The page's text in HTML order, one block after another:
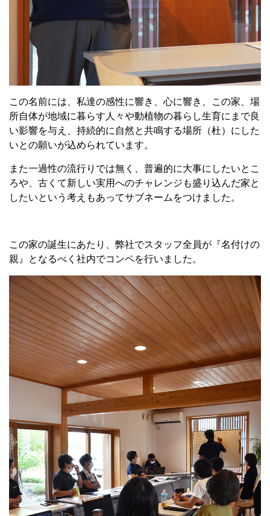
この名前には、私達の感性に響き、心に響き、この家、場
所自体が地域に暮らす人々や動植物の暮らし生育にまで良
い影響を与え、持続的に自然と共鳴する場所（杜）にした
いとの願いが込められています。
また一過性の流行りでは無く、普遍的に大事にしたいとこ
ろや、古くて新しい実用へのチャレンジも盛り込んだ家と
したいという考えもあってサブネームをつけました。
この家の誕生にあたり、弊社でスタッフ全員が『名付けの
親』となるべく社内でコンペを行いました。